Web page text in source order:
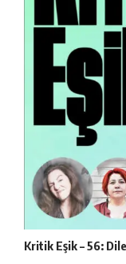
Kritik Eşik – 56: